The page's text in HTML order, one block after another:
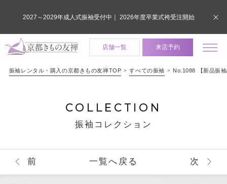
店舗一覧 来店予約
振袖レンタル・購入の京都きもの友禅TOP すべての振袖 No.1088 【新品振
COLLECTION
振袖コレクション
前 一覧へ戻る 次
2027～2029年成人式振袖受付中｜ 2026年度卒業式袴受注開始